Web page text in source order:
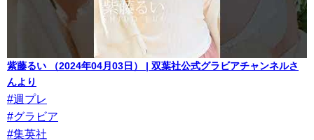
紫藤るい （2024年04月03日） | 双葉社公式グラビアチャンネルさ
んより
#週プレ
#グラビア
#集英社